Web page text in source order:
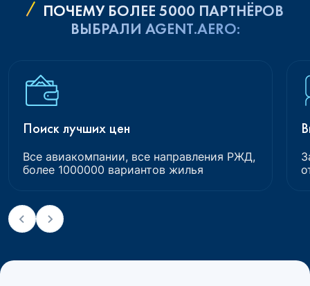
ПОЧЕМУ БОЛЕЕ 5000 ПАРТНЁРОВ
ВЫБРАЛИ AGENT.AERO:
Поиск лучших цен
Все авиакомпании, все направления РЖД,
более 1000000 вариантов жилья